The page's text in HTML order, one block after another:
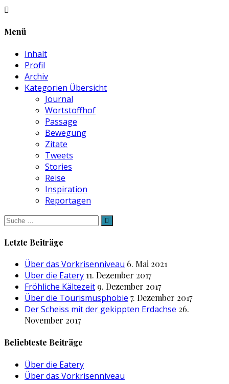
Menü
Inhalt
Profil
Archiv
Kategorien Übersicht
Journal
Wortstoffhof
Passage
Bewegung
Zitate
Tweets
Stories
Reise
Inspiration
Reportagen
Suche
nach:
Letzte Beiträge
Über das Vorkrisenniveau 6. Mai 2021
Über die Eatery 11. Dezember 2017
Fröhliche Kältezeit 9. Dezember 2017
Über die Tourismusphobie 7. Dezember 2017
Der Scheiss mit der gekippten Erdachse 26.
November 2017
Beliebteste Beiträge
Über die Eatery
Über das Vorkrisenniveau